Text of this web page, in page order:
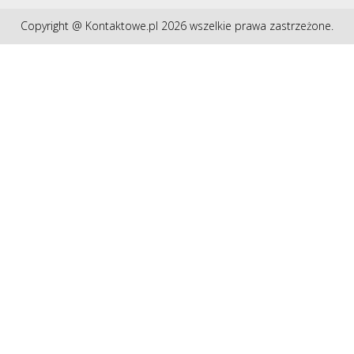
Copyright @ Kontaktowe.pl 2026 wszelkie prawa zastrzeżone.